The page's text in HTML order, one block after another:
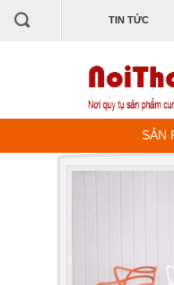
TIN TỨC
SẢN